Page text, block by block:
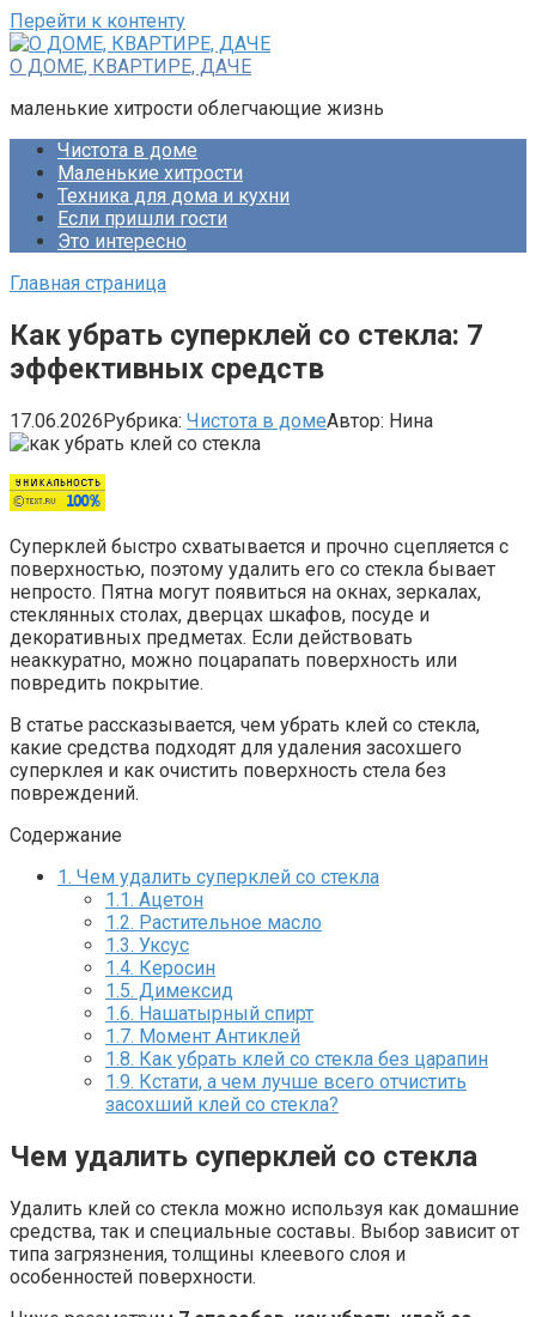
Перейти к контенту
О ДОМЕ, КВАРТИРЕ, ДАЧЕ
маленькие хитрости облегчающие жизнь
Чистота в доме
Маленькие хитрости
Техника для дома и кухни
Если пришли гости
Это интересно
Главная страница
Как убрать суперклей со стекла: 7
эффективных средств
17.06.2026Рубрика: Чистота в домеАвтор: Нина
Суперклей быстро схватывается и прочно сцепляется с
поверхностью, поэтому удалить его со стекла бывает
непросто. Пятна могут появиться на окнах, зеркалах,
стеклянных столах, дверцах шкафов, посуде и
декоративных предметах. Если действовать
неаккуратно, можно поцарапать поверхность или
повредить покрытие.
В статье рассказывается, чем убрать клей со стекла,
какие средства подходят для удаления засохшего
суперклея и как очистить поверхность стела без
повреждений.
Содержание
1. Чем удалить суперклей со стекла
1.1. Ацетон
1.2. Растительное масло
1.3. Уксус
1.4. Керосин
1.5. Димексид
1.6. Нашатырный спирт
1.7. Момент Антиклей
1.8. Как убрать клей со стекла без царапин
1.9. Кстати, а чем лучше всего отчистить
засохший клей со стекла?
Чем удалить суперклей со стекла
Удалить клей со стекла можно используя как домашние
средства, так и специальные составы. Выбор зависит от
типа загрязнения, толщины клеевого слоя и
особенностей поверхности.